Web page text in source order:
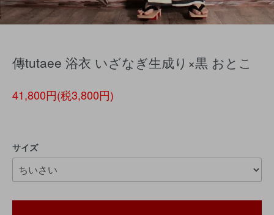
傳tutaee 浴衣 いざなぎ生成り×黒 おとこ
41,800円(税3,800円)
サイズ